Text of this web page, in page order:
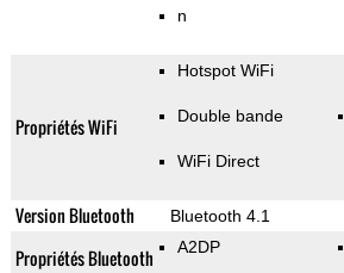
n
Propriétés WiFi
Hotspot WiFi
Double bande
WiFi Direct
Version Bluetooth Bluetooth 4.1
Propriétés Bluetooth A2DP